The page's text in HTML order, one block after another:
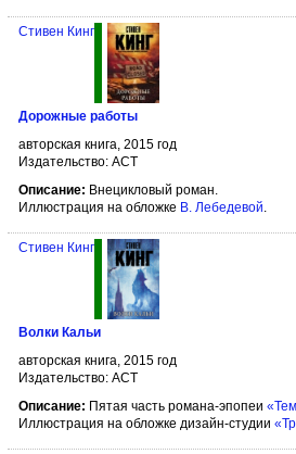
Стивен Кинг
Дорожные работы
авторская книга, 2015 год
Издательство: АСТ
Описание: Внецикловый роман.
Иллюстрация на обложке В. Лебедевой.
Стивен Кинг
Волки Кальи
авторская книга, 2015 год
Издательство: АСТ
Описание: Пятая часть романа-эпопеи
Иллюстрация на обложке дизайн-студии